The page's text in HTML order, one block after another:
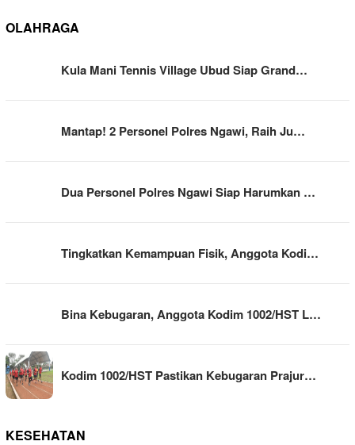
OLAHRAGA
Kula Mani Tennis Village Ubud Siap Grand…
Mantap! 2 Personel Polres Ngawi, Raih Ju…
Dua Personel Polres Ngawi Siap Harumkan …
Tingkatkan Kemampuan Fisik, Anggota Kodi…
Bina Kebugaran, Anggota Kodim 1002/HST L…
Kodim 1002/HST Pastikan Kebugaran Prajur…
KESEHATAN